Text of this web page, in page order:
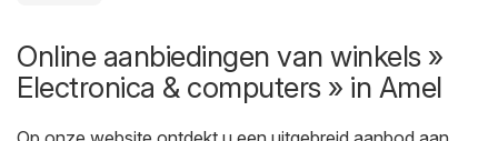
Online aanbiedingen van winkels »
Electronica & computers » in Amel